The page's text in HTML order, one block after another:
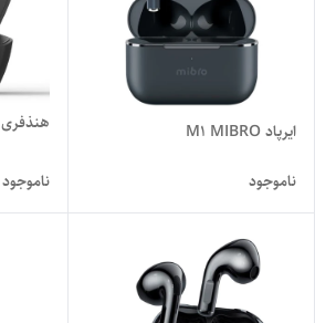
ایرپاد M1 MIBRO
ناموجود
هنذفری HQ08 LENOVO
ناموجود